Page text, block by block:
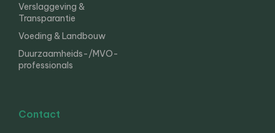
Verslaggeving &
Transparantie
Voeding & Landbouw
Duurzaamheids-/MVO-
professionals
Contact